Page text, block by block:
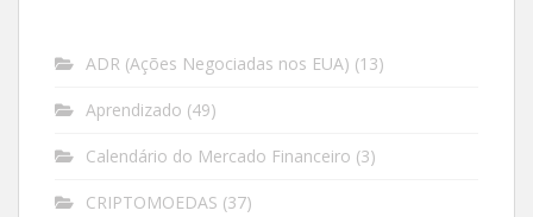
ADR (Ações Negociadas nos EUA) (13)
Aprendizado (49)
Calendário do Mercado Financeiro (3)
CRIPTOMOEDAS (37)